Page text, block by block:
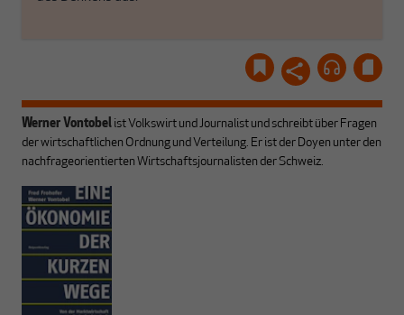
Werner Vontobel ist Volkswirt und Journalist und schreibt über Fragen
der wirtschaftlichen Ordnung und Verteilung. Er ist der Doyen unter den
nachfrageorientierten Wirtschaftsjournalisten der Schweiz.